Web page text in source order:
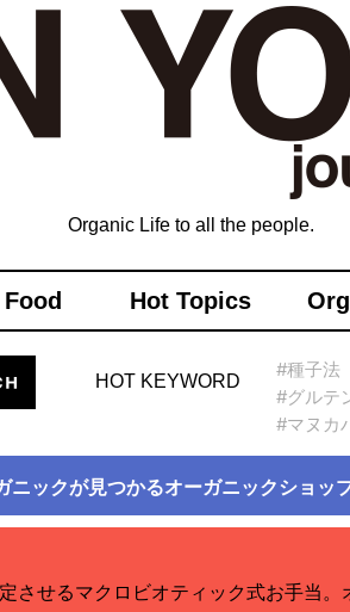
Organic Life to all the people.
Hot Topics
HOT KEYWORD
#種子法
#グルテ
#マヌカ
ニックが見つかるオーガニックショ
させるマクロビオティック式お手当。